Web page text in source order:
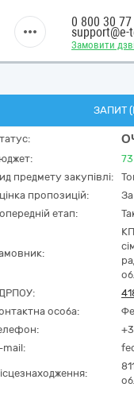
Замовити
0 800 30
support@e-
ЗАПИТ
предмету закупівлі:
пропозицій:
етап:
особа:
mail: